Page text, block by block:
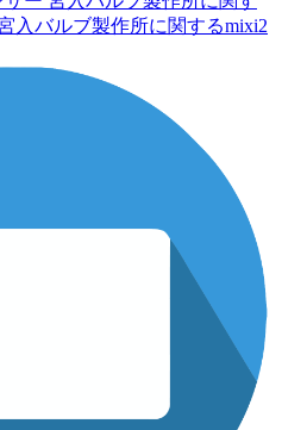
入バルブ製作所に関するmixi2